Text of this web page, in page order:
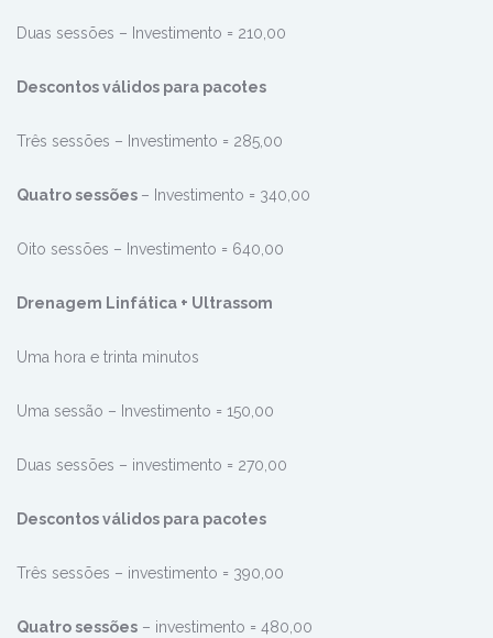
Duas sessões – Investimento = 210,00
Descontos válidos para pacotes
Três sessões – Investimento = 285,00
Quatro sessões – Investimento = 340,00
Oito sessões – Investimento = 640,00
Drenagem Linfática + Ultrassom
Uma hora e trinta minutos
Uma sessão – Investimento = 150,00
Duas sessões – investimento = 270,00
Descontos válidos para pacotes
Três sessões – investimento = 390,00
Quatro sessões – investimento = 480,00